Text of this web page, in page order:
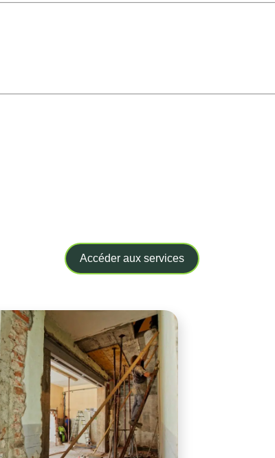
Accéder aux services